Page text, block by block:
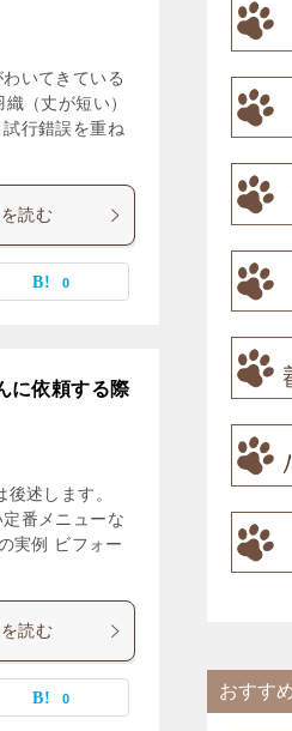
いてきている
（丈が短い）
行錯誤を重ね
読む
0
に依頼する際
述します。
番メニューな
実例 ビフォー
読む
0 おすす